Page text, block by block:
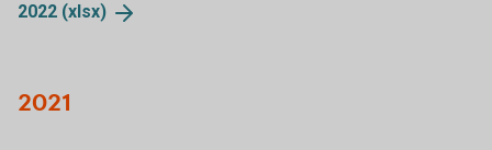
2022 (xlsx)
2021